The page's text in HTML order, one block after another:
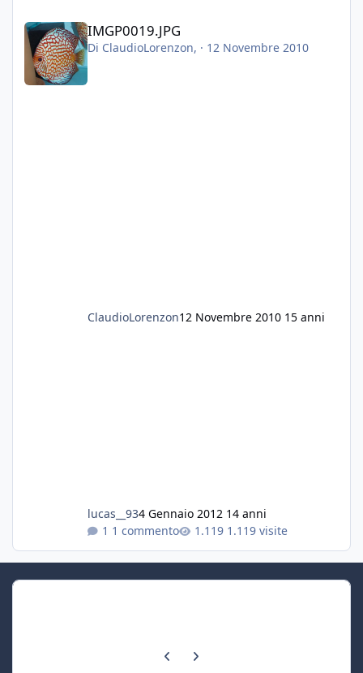
IMGP0019.JPG
IMGP0019.JPG
Di ClaudioLorenzon, · 12 Novembre 2010
ClaudioLorenzon12 Novembre 2010 15 anni
lucas__934 Gennaio 2012 14 anni
1 commento
1.119 visite
Previous carousel slide
Next carousel slide